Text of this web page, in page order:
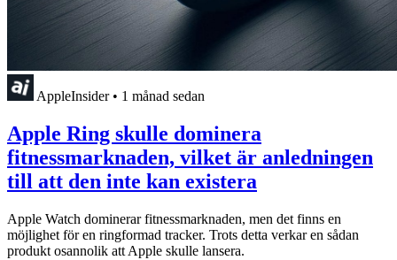
AppleInsider • 1 månad sedan
Apple Ring skulle dominera
fitnessmarknaden, vilket är anledningen
till att den inte kan existera
Apple Watch dominerar fitnessmarknaden, men det finns en
möjlighet för en ringformad tracker. Trots detta verkar en sådan
produkt osannolik att Apple skulle lansera.